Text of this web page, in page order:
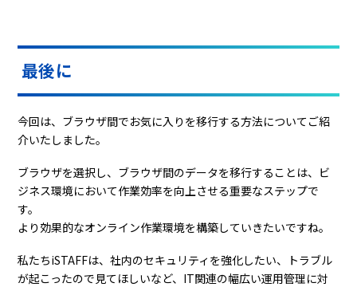
最後に
今回は、ブラウザ間でお気に入りを移行する方法についてご紹
介いたしました。
ブラウザを選択し、ブラウザ間のデータを移行することは、ビ
ジネス環境において作業効率を向上させる重要なステップで
す。
より効果的なオンライン作業環境を構築していきたいですね。
私たちiSTAFFは、社内のセキュリティを強化したい、トラブル
が起こったので見てほしいなど、IT関連の幅広い運用管理に対